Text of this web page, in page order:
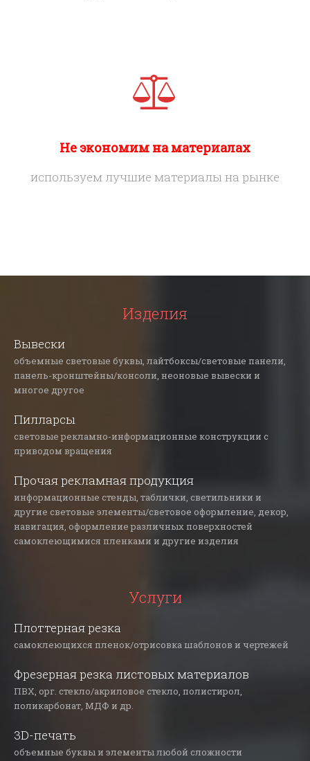
Не экономим на материалах
используем лучшие материалы на рынке
Изделия
Вывески
объемные световые буквы, лайтбоксы/световые панели,
панель-кронштейны/консоли, неоновые вывески и
многое другое
Пилларсы
световые рекламно-информационные конструкции с
приводом вращения
Прочая рекламная продукция
информационные стенды, таблички, светильники и
другие световые элементы/световое оформление, декор,
навигация, оформление различных поверхностей
самоклеющимися пленками и другие изделия
Услуги
Плоттерная резка
самоклеющихся пленок/отрисовка шаблонов и чертежей
Фрезерная резка листовых материалов
ПВХ, орг. стекло/акриловое стекло, полистирол,
поликарбонат, МДФ и др.
3D-печать
объемные буквы и элементы любой сложности